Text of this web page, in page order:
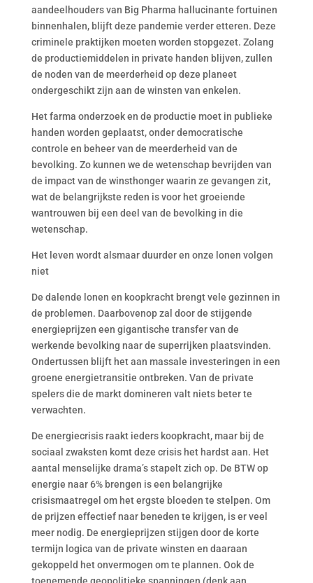
aandeelhouders van Big Pharma hallucinante fortuinen
binnenhalen, blijft deze pandemie verder etteren. Deze
criminele praktijken moeten worden stopgezet. Zolang
de productiemiddelen in private handen blijven, zullen
de noden van de meerderheid op deze planeet
ondergeschikt zijn aan de winsten van enkelen.
Het farma onderzoek en de productie moet in publieke
handen worden geplaatst, onder democratische
controle en beheer van de meerderheid van de
bevolking. Zo kunnen we de wetenschap bevrijden van
de impact van de winsthonger waarin ze gevangen zit,
wat de belangrijkste reden is voor het groeiende
wantrouwen bij een deel van de bevolking in die
wetenschap.
Het leven wordt alsmaar duurder en onze lonen volgen
niet
De dalende lonen en koopkracht brengt vele gezinnen in
de problemen. Daarbovenop zal door de stijgende
energieprijzen een gigantische transfer van de
werkende bevolking naar de superrijken plaatsvinden.
Ondertussen blijft het aan massale investeringen in een
groene energietransitie ontbreken. Van de private
spelers die de markt domineren valt niets beter te
verwachten.
De energiecrisis raakt ieders koopkracht, maar bij de
sociaal zwaksten komt deze crisis het hardst aan. Het
aantal menselijke drama’s stapelt zich op. De BTW op
energie naar 6% brengen is een belangrijke
crisismaatregel om het ergste bloeden te stelpen. Om
de prijzen effectief naar beneden te krijgen, is er veel
meer nodig. De energieprijzen stijgen door de korte
termijn logica van de private winsten en daaraan
gekoppeld het onvermogen om te plannen. Ook de